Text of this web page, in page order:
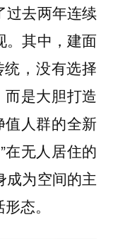
过去两年连续
。其中，建面
，没有选择
而是大胆打造
值人群的全新
在无人居住的
成为空间的主
态。